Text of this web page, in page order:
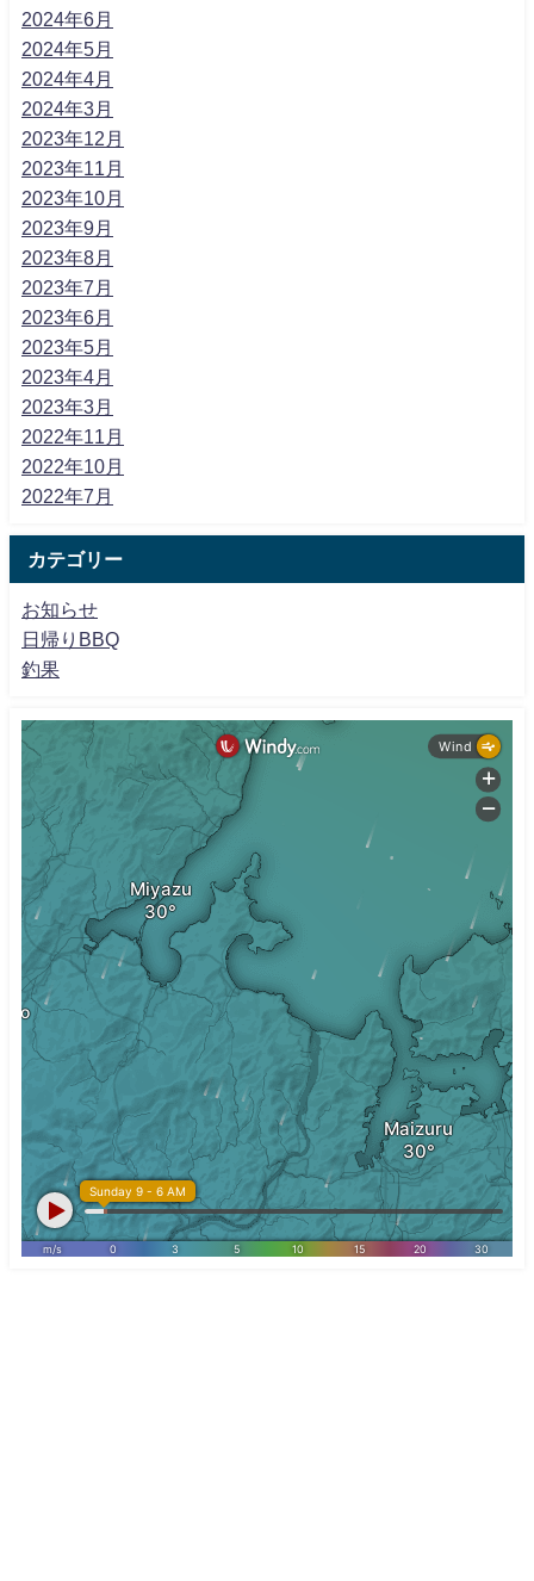
2024年6月
2024年5月
2024年4月
2024年3月
2023年12月
2023年11月
2023年10月
2023年9月
2023年8月
2023年7月
2023年6月
2023年5月
2023年4月
2023年3月
2022年11月
2022年10月
2022年7月
カテゴリー
お知らせ
日帰りBBQ
釣果